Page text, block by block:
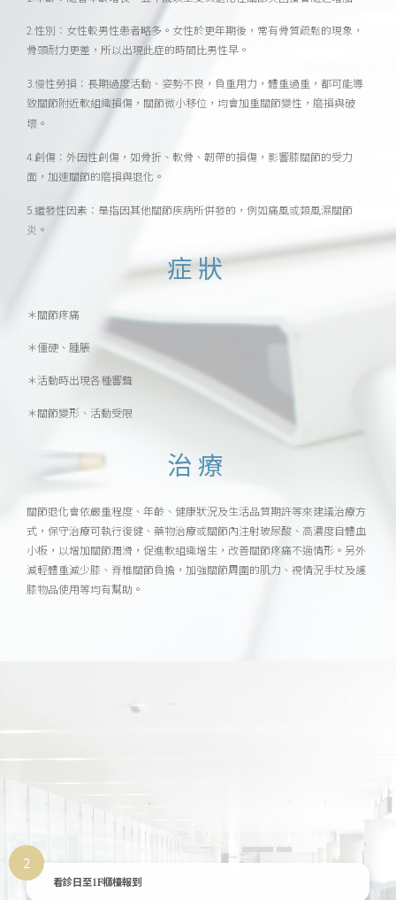
2.性別：女性較男性患者略多。女性於更年期後，常有骨質疏鬆的現象，
骨頭耐力更差，所以出現此症的時間比男性早。
3.慢性勞損：長期過度活動、姿勢不良，負重用力，體重過重，都可能導
致關節附近軟組織損傷，關節微小移位，均會加重關節變性，磨損與破
壞。
4.創傷：外因性創傷，如骨折、軟骨、韌帶的損傷，影響膝關節的受力
面，加速關節的磨損與退化。
5.繼發性因素：是指因其他關節疾病所併發的，例如痛風或類風濕關節
炎。
症狀
＊關節疼痛
＊僵硬、腫脹
＊活動時出現各種響聲
＊關節變形、活動受限
治療
關節退化會依嚴重程度、年齡、健康狀況及生活品質期許等來建議治療方
式，保守治療可執行復健、藥物治療或關節內注射玻尿酸、高濃度自體血
小板，以增加關節潤滑，促進軟組織增生，改善關節疼痛不適情形。另外
減輕體重減少膝、脊椎關節負擔，加強關節周圍的肌力、視情況手杖及護
膝物品使用等均有幫助。
2
看診日至1F櫃檯報到